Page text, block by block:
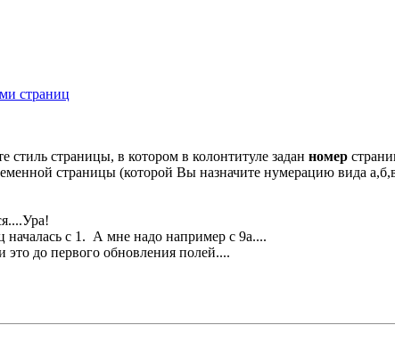
страниц
стиль страницы, в котором в колонтитуле задан номер
страницы (которой Вы назначите нумерацию вида
с 1. А мне надо например с 9а....
это до первого обновления полей....